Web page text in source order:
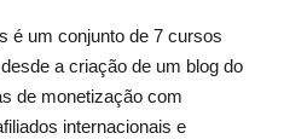
é um conjunto de 7 cursos
a criação de um blog do
de monetização com
internacionais e